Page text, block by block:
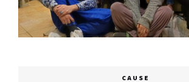
CAUSE